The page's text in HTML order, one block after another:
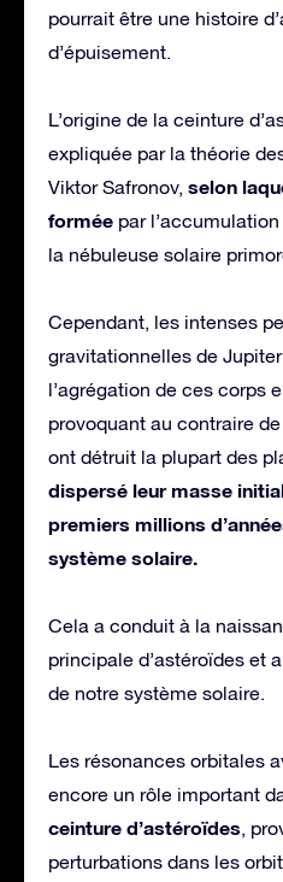
pourrait être une histoire
d’épuisement.
L’origine de la ceinture
expliquée par la théorie
Viktor Safronov, selon
formée par
la nébuleuse solaire
Cependant, les intenses
gravitationnelles de
l’agrégation de ces corps
provoquant au contraire
ont détruit la plupart des
dispersé leur masse
premiers millions
système solaire.
Cela a conduit à la
principale d’astéroïdes et
de notre système solaire.
Les résonances orbitales
encore un rôle important
ceinture d’astéroïdes,
perturbations dans les